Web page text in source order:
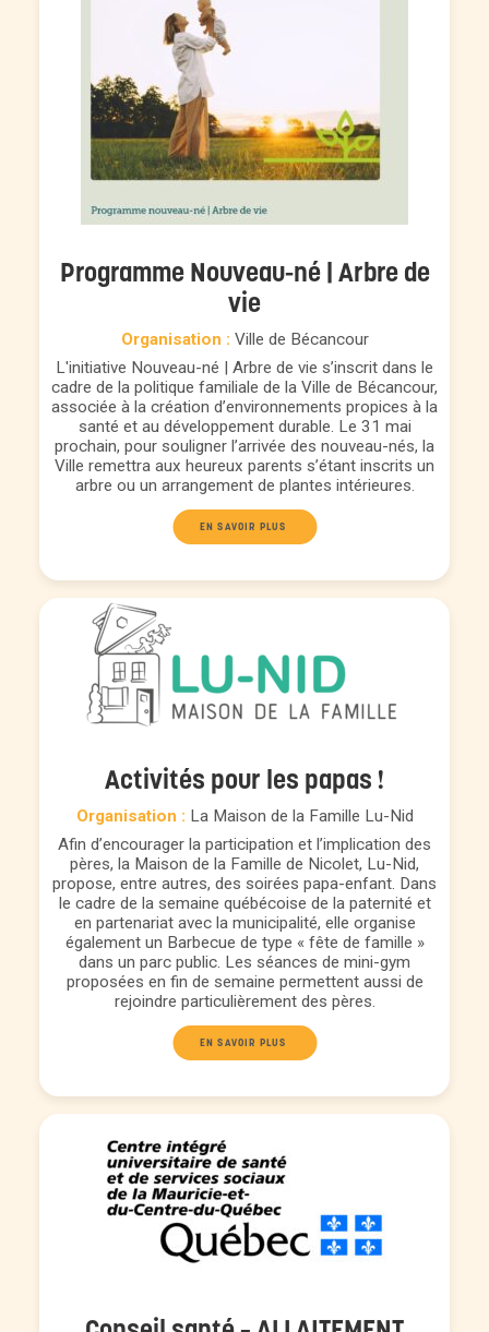
Programme Nouveau-né | Arbre de
vie
Organisation : Ville de Bécancour
L'initiative Nouveau-né | Arbre de vie s’inscrit dans le
cadre de la politique familiale de la Ville de Bécancour,
associée à la création d’environnements propices à la
santé et au développement durable. Le 31 mai
prochain, pour souligner l’arrivée des nouveau-nés, la
Ville remettra aux heureux parents s’étant inscrits un
arbre ou un arrangement de plantes intérieures.
EN SAVOIR PLUS
Activités pour les papas !
Organisation : La Maison de la Famille Lu-Nid
Afin d’encourager la participation et l’implication des
pères, la Maison de la Famille de Nicolet, Lu-Nid,
propose, entre autres, des soirées papa-enfant. Dans
le cadre de la semaine québécoise de la paternité et
en partenariat avec la municipalité, elle organise
également un Barbecue de type « fête de famille »
dans un parc public. Les séances de mini-gym
proposées en fin de semaine permettent aussi de
rejoindre particulièrement des pères.
EN SAVOIR PLUS